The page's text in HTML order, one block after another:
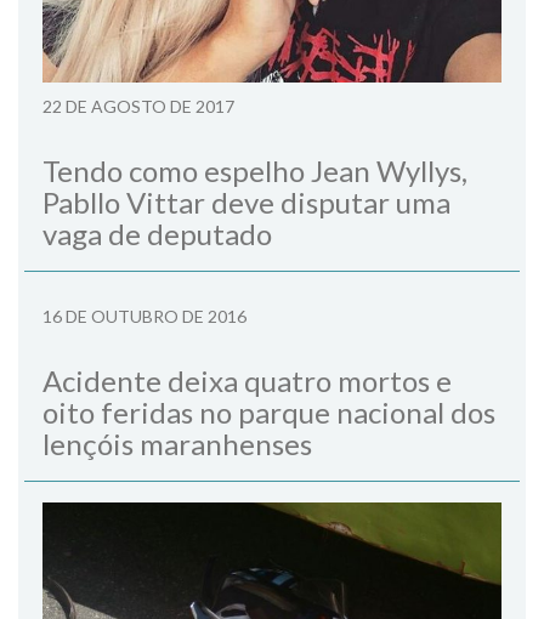
22 DE AGOSTO DE 2017
Tendo como espelho Jean Wyllys,
Pabllo Vittar deve disputar uma
vaga de deputado
16 DE OUTUBRO DE 2016
Acidente deixa quatro mortos e
oito feridas no parque nacional dos
lençóis maranhenses